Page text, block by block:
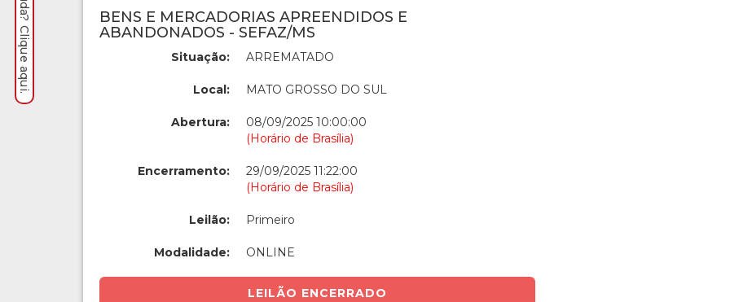
BENS E MERCADORIAS APREENDIDOS E
ABANDONADOS - SEFAZ/MS
Situação: ARREMATADO
Local: MATO GROSSO DO SUL
Abertura:
08/09/2025 10:00:00
(Horário de Brasília)
Encerramento:
29/09/2025 11:22:00
(Horário de Brasília)
Leilão: Primeiro
Modalidade: ONLINE
LEILÃO ENCERRADO